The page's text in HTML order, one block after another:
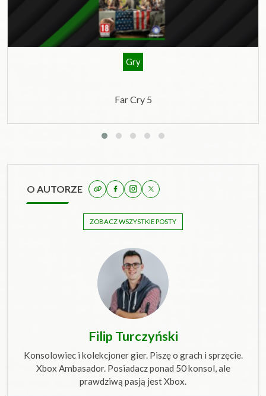
Gry
Far Cry 5
O AUTORZE
ZOBACZ WSZYSTKIE POSTY
Filip Turczyński
Konsolowiec i kolekcjoner gier. Piszę o grach i sprzęcie.
Xbox Ambasador. Posiadacz ponad 50 konsol, ale
prawdziwą pasją jest Xbox.